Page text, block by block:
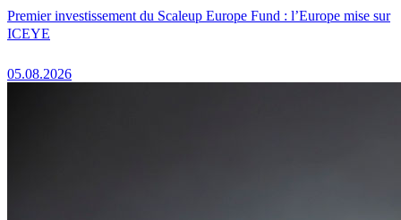
Premier investissement du Scaleup Europe Fund : l’Europe mise sur
ICEYE
05.08.2026